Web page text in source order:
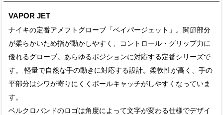
VAPOR JET
ナイキの定番アメフトグローブ「ベイパージェット」。関節部分
が柔らかいため指が動かしやすく、コントロール・グリップ力に
優れるグローブ。あらゆるポジションに対応する定番シリーズで
す。 軽量で自然な手の動きに対応する設計。柔軟性が高く、手の
平部分はシワが寄りにくくボールキャッチがしやすくなっていま
す。
ベルクロバンドのロゴは角度によって文字が変わる仕様でデザイ